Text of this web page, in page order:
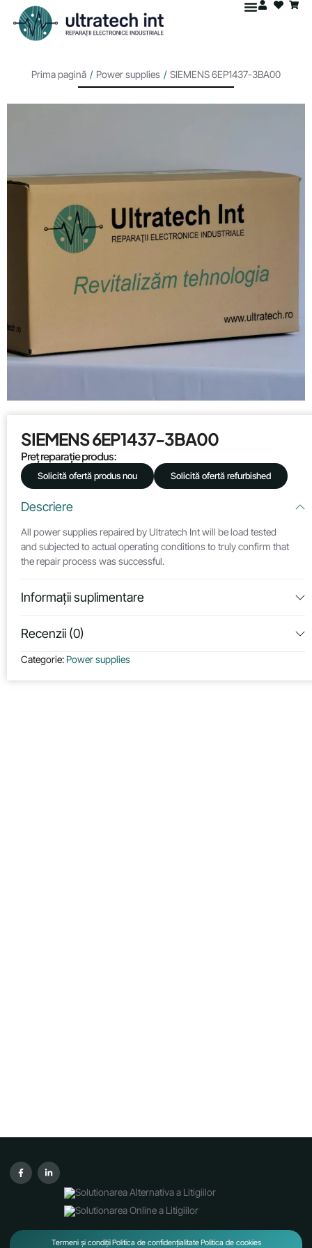
Prima pagină / Power supplies / SIEMENS 6EP1437-3BA00
SIEMENS 6EP1437-3BA00
Preț reparație produs:
Solicită ofertă produs nou Solicită ofertă refurbished
Descriere
All power supplies repaired by Ultratech Int will be load tested
and subjected to actual operating conditions to truly confirm that
the repair process was successful.
Informații suplimentare
Recenzii (0)
Categorie: Power supplies
Termeni și condițiiPolitica de confidențialitatePolitica de cookies